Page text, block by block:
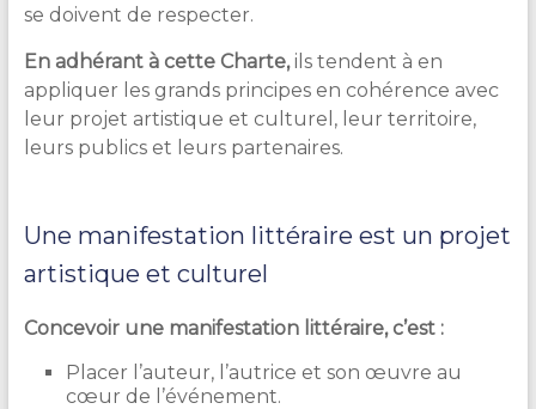
se doivent de respecter.
En adhérant à cette Charte,ils tendent à en
appliquer les grands principes en cohérence avec
leur projet artistique et culturel, leur territoire,
leurs publics et leurs partenaires.
Une manifestation littéraire est un projet
artistique et culturel
Concevoir une manifestation littéraire, c’est :
Placer l’auteur, l’autrice et son œuvre au
cœur de l’événement.